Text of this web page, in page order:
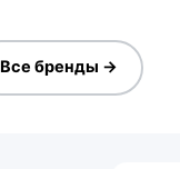
Все бренды →